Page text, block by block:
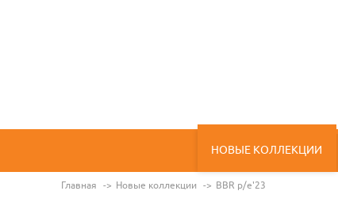
НОВЫЕ КОЛЛЕКЦИИ
Главная Новые коллекции BBR p/e'23